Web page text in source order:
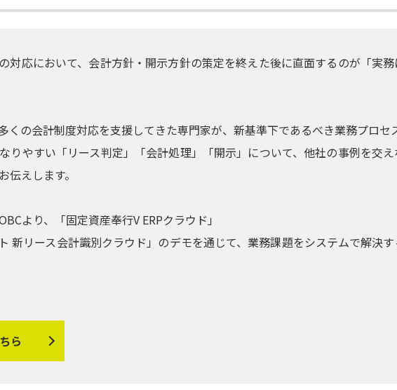
対応において、会計方針・開示方針の策定を終えた後に直面するのが「実
くの会計制度対応を支援してきた専門家が、新基準下であるべき業務プロセ
りやすい「リース判定」「会計処理」「開示」について、他社の事例を交
伝えします。
より、「固定資産奉行V ERPクラウド」
新リース会計識別クラウド」のデモを通じて、業務課題をシステムで解決
ら